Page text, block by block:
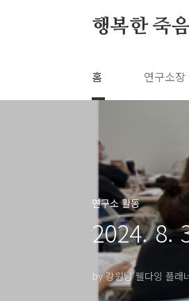
행복한 죽
홈 연구소장
연구소 활동
2024. 8.
by 강원남 웰다잉 플래